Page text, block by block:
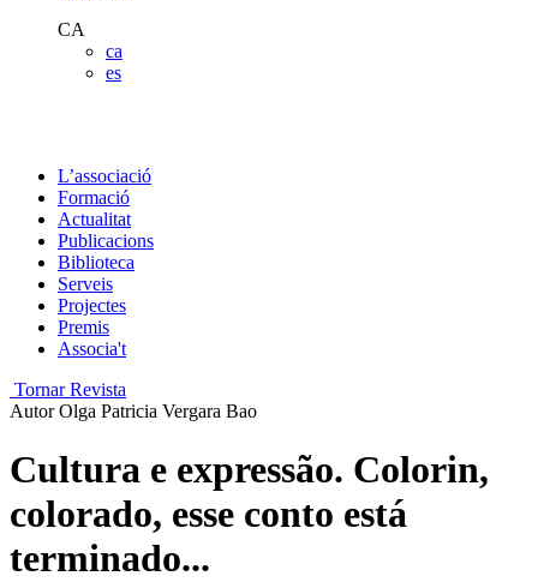
CA
ca
es
L’associació
Formació
Actualitat
Publicacions
Biblioteca
Serveis
Projectes
Premis
Associa't
Tornar Revista
Autor Olga Patricia Vergara Bao
Cultura e expressão. Colorin,
colorado, esse conto está
terminado...